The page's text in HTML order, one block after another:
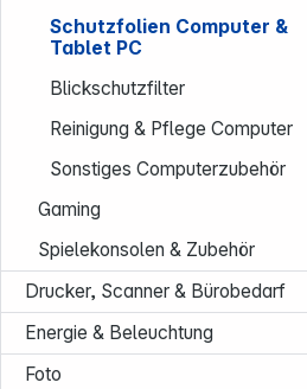
Schutzfolien Computer &
Tablet PC
Blickschutzfilter
Reinigung & Pflege Computer
Sonstiges Computerzubehör
Gaming
Spielekonsolen & Zubehör
Drucker, Scanner & Bürobedarf
Energie & Beleuchtung
Foto